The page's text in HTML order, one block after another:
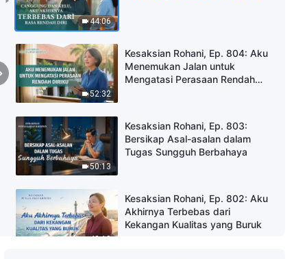
44:06
52:32
Kesaksian Rohani, Ep. 804: Aku
Menemukan Jalan untuk
Mengatasi Perasaan Rendah
50:13
Kesaksian Rohani, Ep. 803:
Bersikap Asal-asalan dalam
Tugas Sungguh Berbahaya
42:13
Kesaksian Rohani, Ep. 802: Aku
Akhirnya Terbebas dari
Kekangan Kualitas yang Buruk